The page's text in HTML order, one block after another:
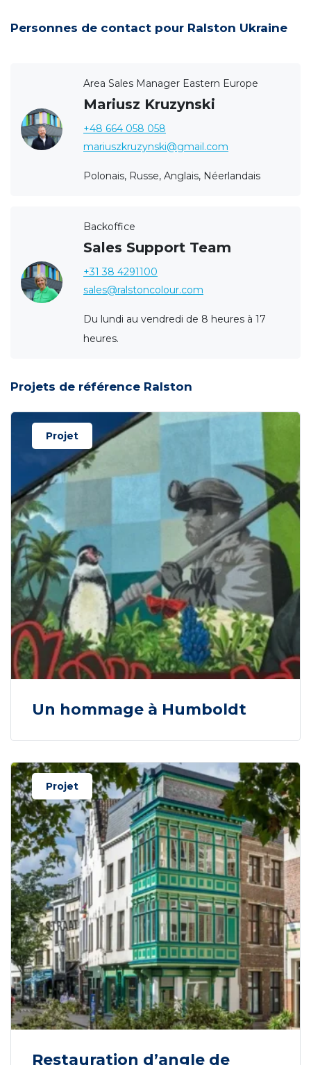
Personnes de contact pour Ralston Ukraine
Area Sales Manager Eastern Europe
Mariusz Kruzynski
+48 664 058 058
mariuszkruzynski@gmail.com
Polonais, Russe, Anglais, Néerlandais
Backoffice
Sales Support Team
+31 38 4291100
sales@ralstoncolour.com
Du lundi au vendredi de 8 heures à 17
heures.
Projets de référence Ralston
Projet
Un hommage à Humboldt
Projet
Restauration d’angle de